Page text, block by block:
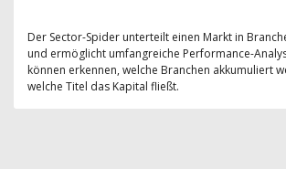
Der Sector-Spider unterteilt einen Markt in
und ermöglicht umfangreiche Performance-
können erkennen, welche Branchen akkumuliert
welche Titel das Kapital fließt.